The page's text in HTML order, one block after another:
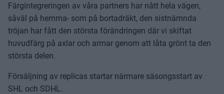
Färgintegreringen av våra partners har nått hela vägen,
såväl på hemma- som på bortadräkt, den sistnämnda
tröjan har fått den största förändringen där vi skiftat
huvudfärg på axlar och armar genom att låta grönt ta den
största delen.
Försäljning av replicas startar närmare säsongsstart av
SHL och SDHL.